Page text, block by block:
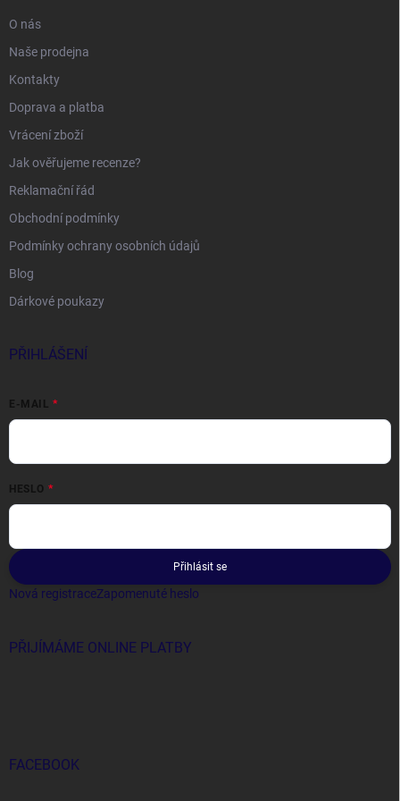
O nás
Naše prodejna
Kontakty
Doprava a platba
Vrácení zboží
Jak ověřujeme recenze?
Reklamační řád
Obchodní podmínky
Podmínky ochrany osobních údajů
Blog
Dárkové poukazy
PŘIHLÁŠENÍ
E-MAIL
HESLO
Přihlásit se
Nová registraceZapomenuté heslo
PŘIJÍMÁME ONLINE PLATBY
FACEBOOK